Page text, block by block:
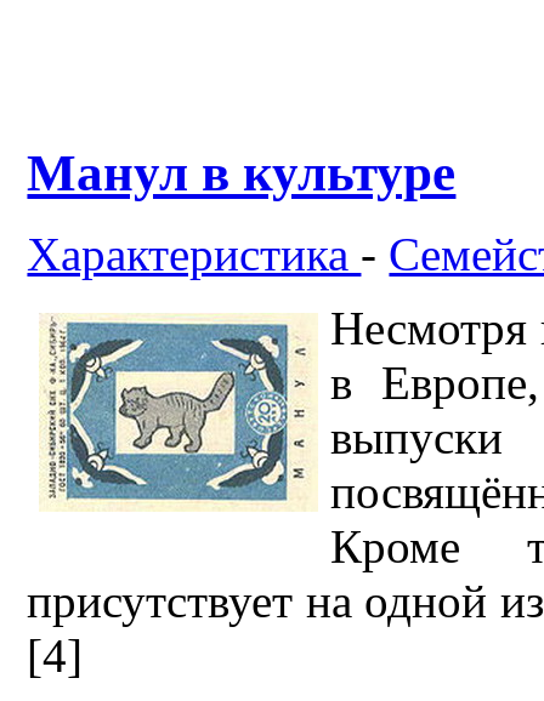
Манул в культуре
Характеристика -
Несмотря
в
Кроме
присутствует на одной
[4]